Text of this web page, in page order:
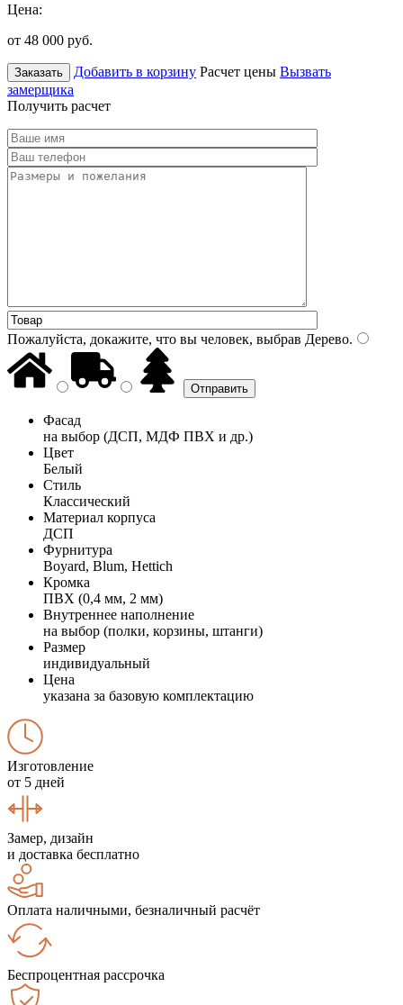
Цена:
от 48 000 руб.
Заказать Добавить в корзину Расчет цены Вызвать
замерщика
Получить расчет
Пожалуйста, докажите, что вы человек, выбрав Дерево.
Фасад
на выбор (ДСП, МДФ ПВХ и др.)
Цвет
Белый
Стиль
Классический
Материал корпуса
ДСП
Фурнитура
Boyard, Blum, Hettich
Кромка
ПВХ (0,4 мм, 2 мм)
Внутреннее наполнение
на выбор (полки, корзины, штанги)
Размер
индивидуальный
Цена
указана за базовую комплектацию
Изготовление
от 5 дней
Замер, дизайн
и доставка бесплатно
Оплата наличными, безналичный расчёт
Беспроцентная рассрочка